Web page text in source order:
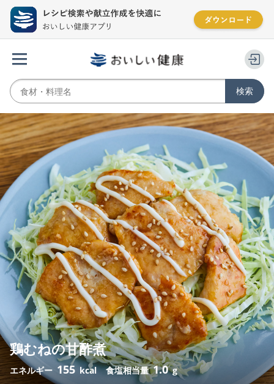
鶏むねの甘酢煮
エネルギー 155 kcal 食塩相当量1.0 g